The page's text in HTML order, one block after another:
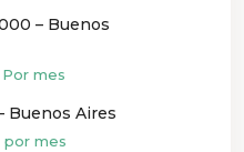
– Buenos
Por mes
Buenos Aires
por mes